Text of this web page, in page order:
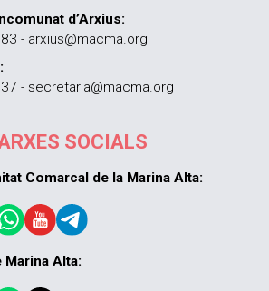
d’Arxius:
- arxius@macma.org
- secretaria@macma.org
SOCIALS
Comarcal de la Marina Alta:
Marina Alta: